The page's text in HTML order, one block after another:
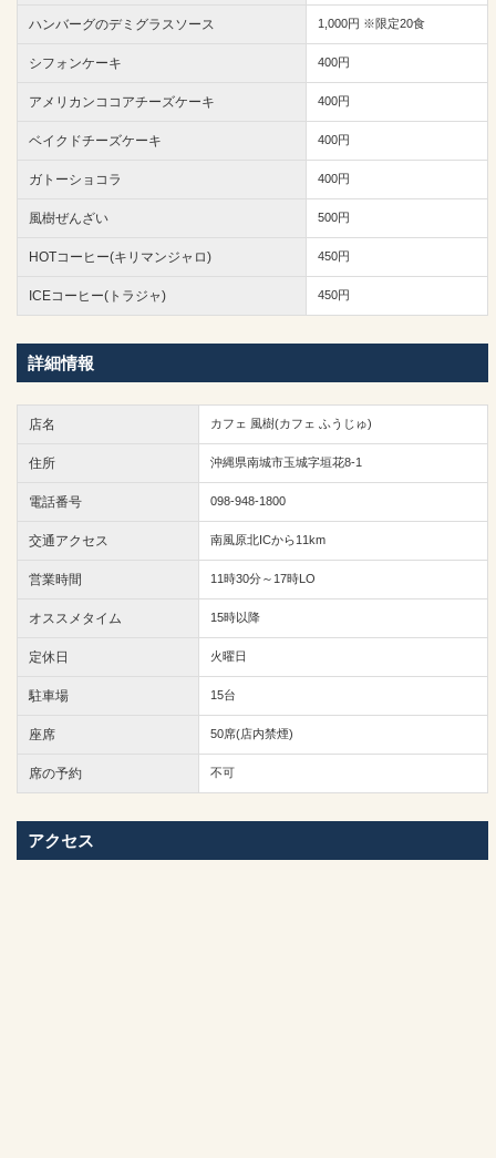
ハンバーグのデミグラスソース 1,000円 ※限定20食
シフォンケーキ 400円
アメリカンココアチーズケーキ 400円
ベイクドチーズケーキ 400円
ガトーショコラ 400円
風樹ぜんざい 500円
HOTコーヒー(キリマンジャロ) 450円
ICEコーヒー(トラジャ) 450円
詳細情報
店名 カフェ 風樹(カフェ ふうじゅ)
住所 沖縄県南城市玉城字垣花8-1
電話番号 098-948-1800
交通アクセス 南風原北ICから11km
営業時間 11時30分～17時LO
オススメタイム 15時以降
定休日 火曜日
駐車場 15台
座席 50席(店内禁煙)
席の予約 不可
アクセス